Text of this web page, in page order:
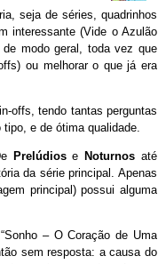
seja de séries, quadrinhos
interessante (Vide o Azulão
de modo geral, toda vez que
ou melhorar o que já era
offs, tendo tantas perguntas
tipo, e de ótima qualidade.
Prelúdiose Noturnos até
da série principal. Apenas
principal) possui alguma
– O Coração de Uma
sem resposta: a causa do